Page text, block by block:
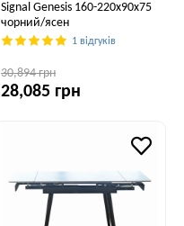
Signal Genesis 160-220x90x75
чорний/ясен
1 відгуків
30,894 грн
28,085 грн